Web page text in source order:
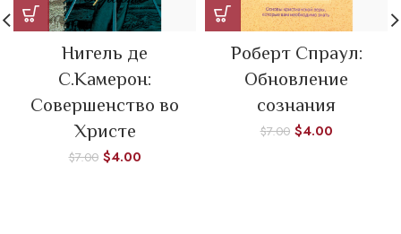
Нигель де
С.Камерон:
Совершенство во
Христе
$7.00 $4.00
Роберт Спраул:
Обновление
сознания
$7.00 $4.00